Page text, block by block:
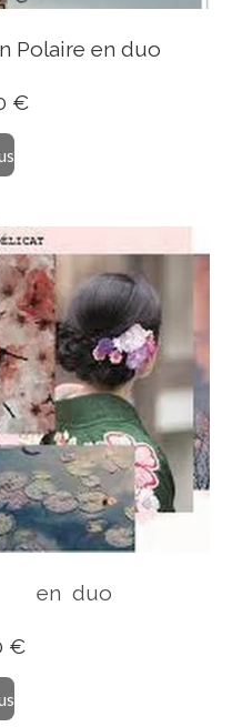
Polaire en duo
€
en duo
€